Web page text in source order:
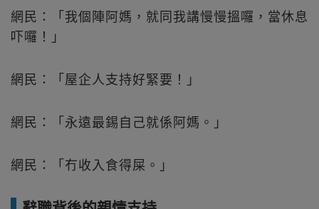
網民：「我個陣阿媽，就同我講慢慢搵囉，當休息
吓囉！」
網民：「屋企人支持好緊要！」
網民：「永遠最錫自己就係阿媽。」
網民：「冇收入食得屎。」